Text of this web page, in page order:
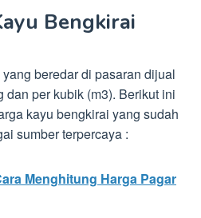
Bengkirai
beredar di pasaran dijual
dan per kubik (m3). Berikut ini
kayu bengkirai yang sudah
sumber terpercaya :
Menghitung Harga Pagar